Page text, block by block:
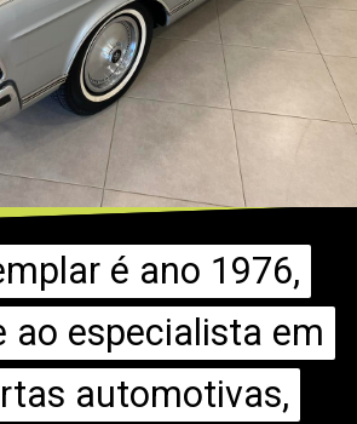
é ano 1976,
ao especialista em
automotivas,
é ano 1976,
ao especialista em
automotivas,